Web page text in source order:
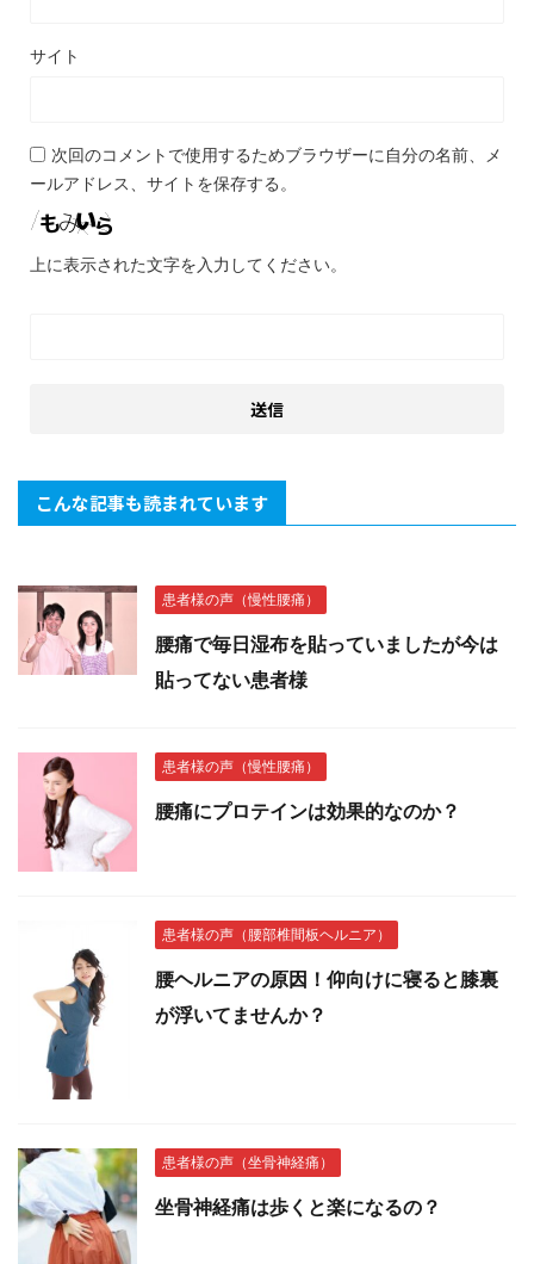
サイト
次回のコメントで使用するためブラウザーに自分の名前、メ
ールアドレス、サイトを保存する。
上に表示された文字を入力してください。
こんな記事も読まれています
患者様の声（慢性腰痛）
腰痛で毎日湿布を貼っていましたが今は
貼ってない患者様
患者様の声（慢性腰痛）
腰痛にプロテインは効果的なのか？
患者様の声（腰部椎間板ヘルニア）
腰ヘルニアの原因！仰向けに寝ると膝裏
が浮いてませんか？
患者様の声（坐骨神経痛）
坐骨神経痛は歩くと楽になるの？